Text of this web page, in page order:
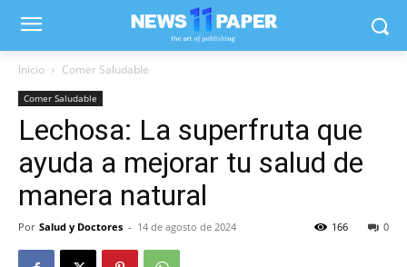
Inicio Comer Saludable
Comer Saludable
Lechosa: La superfruta que
ayuda a mejorar tu salud de
manera natural
Por Salud y Doctores - 14 de agosto de 2024 0
166